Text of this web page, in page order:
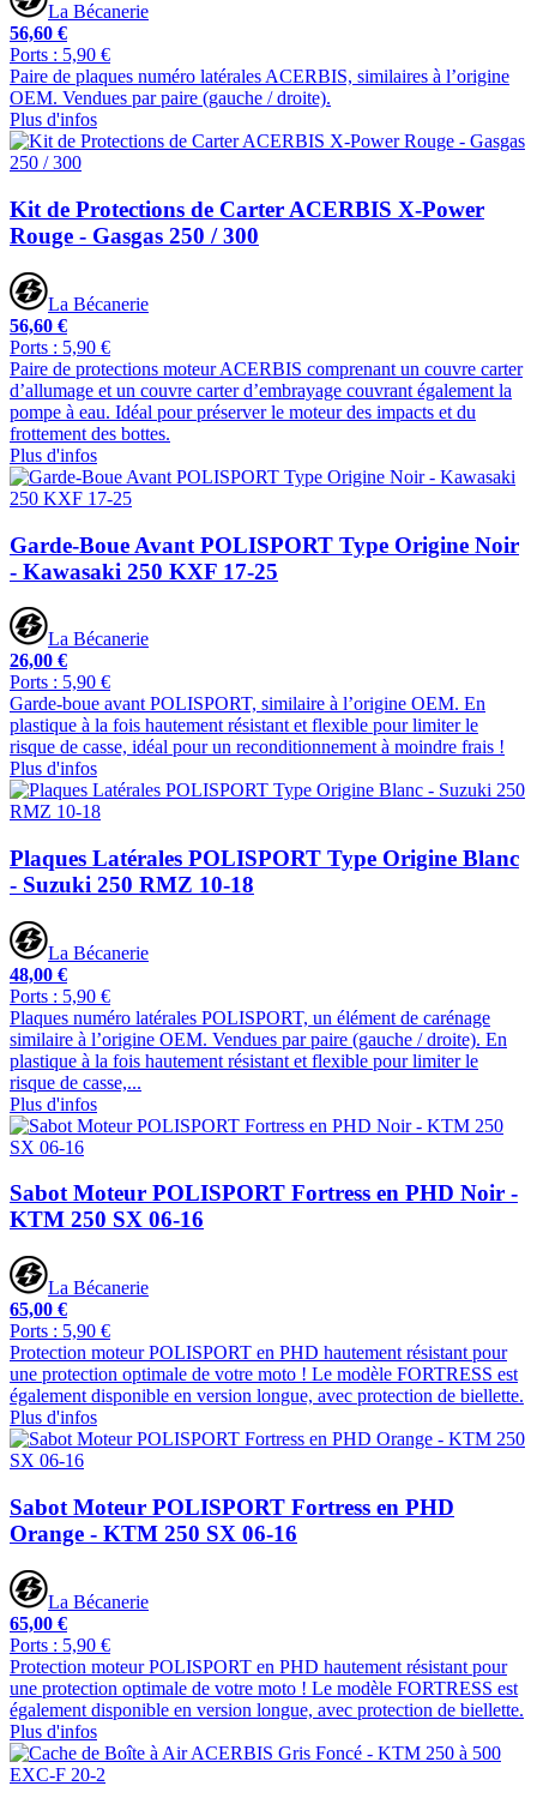
La Bécanerie
56,60 €
Ports : 5,90 €
Paire de plaques numéro latérales ACERBIS, similaires à l’origine
OEM. Vendues par paire (gauche / droite).
Plus d'infos
Kit de Protections de Carter ACERBIS X-Power
Rouge - Gasgas 250 / 300
La Bécanerie
56,60 €
Ports : 5,90 €
Paire de protections moteur ACERBIS comprenant un couvre carter
d’allumage et un couvre carter d’embrayage couvrant également la
pompe à eau. Idéal pour préserver le moteur des impacts et du
frottement des bottes.
Plus d'infos
Garde-Boue Avant POLISPORT Type Origine Noir
- Kawasaki 250 KXF 17-25
La Bécanerie
26,00 €
Ports : 5,90 €
Garde-boue avant POLISPORT, similaire à l’origine OEM. En
plastique à la fois hautement résistant et flexible pour limiter le
risque de casse, idéal pour un reconditionnement à moindre frais !
Plus d'infos
Plaques Latérales POLISPORT Type Origine Blanc
- Suzuki 250 RMZ 10-18
La Bécanerie
48,00 €
Ports : 5,90 €
Plaques numéro latérales POLISPORT, un élément de carénage
similaire à l’origine OEM. Vendues par paire (gauche / droite). En
plastique à la fois hautement résistant et flexible pour limiter le
risque de casse,...
Plus d'infos
Sabot Moteur POLISPORT Fortress en PHD Noir -
KTM 250 SX 06-16
La Bécanerie
65,00 €
Ports : 5,90 €
Protection moteur POLISPORT en PHD hautement résistant pour
une protection optimale de votre moto ! Le modèle FORTRESS est
également disponible en version longue, avec protection de biellette.
Plus d'infos
Sabot Moteur POLISPORT Fortress en PHD
Orange - KTM 250 SX 06-16
La Bécanerie
65,00 €
Ports : 5,90 €
Protection moteur POLISPORT en PHD hautement résistant pour
une protection optimale de votre moto ! Le modèle FORTRESS est
également disponible en version longue, avec protection de biellette.
Plus d'infos